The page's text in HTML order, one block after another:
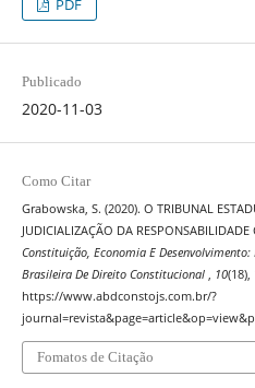
PDF
Publicado
2020-11-03
Como Citar
Grabowska, S. (2020). O TRIBUNAL
JUDICIALIZAÇÃO DA
Constituição, Economia E
Brasileira De Direito Constitucional , 10
https://www.abdconstojs.com.br/?
Fomatos de Citação